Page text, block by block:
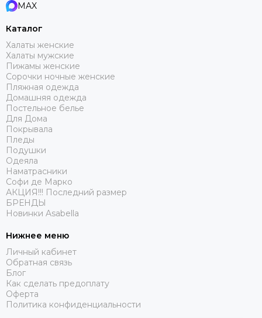
MAX
Каталог
Халаты женские
Халаты мужские
Пижамы женские
Сорочки ночные женские
Пляжная одежда
Домашняя одежда
Постельное белье
Для Дома
Покрывала
Пледы
Подушки
Одеяла
Наматрасники
Софи де Марко
АКЦИЯ!!! Последний размер
БРЕНДЫ
Новинки Asabella
Нижнее меню
Личный кабинет
Обратная связь
Блог
Как сделать предоплату
Оферта
Политика конфиденциальности